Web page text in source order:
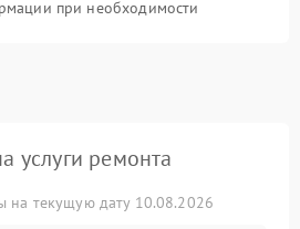
при необходимости
услуги ремонта
на текущую дату 10.08.2026